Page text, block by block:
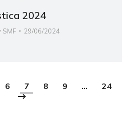
2024
SMF 29/06/2024
6 7 8 9 … 24